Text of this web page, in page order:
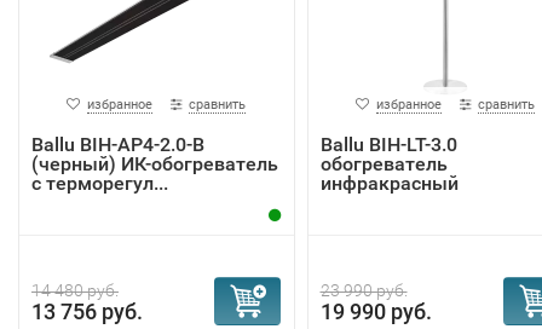
избранное сравнить
Ballu BIH-AP4-2.0-B
(черный) ИК-обогреватель
с терморегул...
14 480 руб.
13 756 руб.
избранное сравнить
Ballu BIH-LT-3.0
обогреватель
инфракрасный
23 990 руб.
19 990 руб.